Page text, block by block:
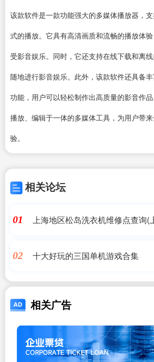
该款软件是一款功能强大的多媒体播放器，
式的播放。它具有高清画质和流畅的播放体
受影音娱乐。同时，它还支持在线下载和离
随地进行影音娱乐。此外，该款软件还具备
功能，用户可以轻松制作出高质量的影音作
播放、编辑于一体的多媒体工具，为用户带
验。
相关论坛
01
上海地区松岛洗衣机维修点查询(
02 十大好玩的三国单机游戏合集
相关广告